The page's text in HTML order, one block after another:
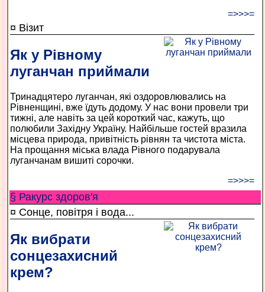
=>>>=
¤ Візит
Як у Рівному
луганчан приймали
Тринадцятеро луганчан, які оздоровлювались на
Рівненщині, вже їдуть додому. У нас вони провели три
тижні, але навіть за цей короткий час, кажуть, що
полюбили Західну Україну. Найбільше гостей вразила
місцева природа, привітність рівнян та чистота міста.
На прощання міська влада Рівного подарувала
луганчанам вишиті сорочки.
=>>>=
§ Ракурс здоров'я
¤ Сонце, повітря і вода...
Як вибрати
сонцезахисний
крем?